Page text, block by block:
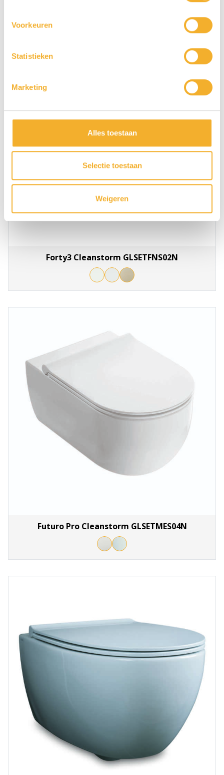
Voorkeuren
Statistieken
Marketing
Alles toestaan
Selectie toestaan
Weigeren
Forty3 Cleanstorm GLSETFNS02N
Futuro Pro Cleanstorm GLSETMES04N